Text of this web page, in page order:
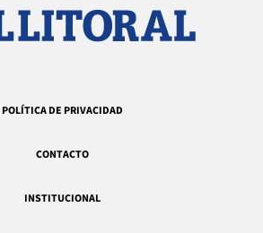
POLÍTICA DE PRIVACIDAD
CONTACTO
INSTITUCIONAL